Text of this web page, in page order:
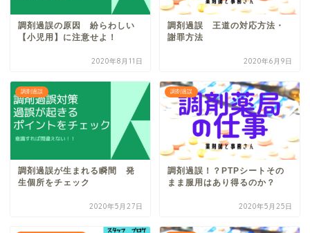
調剤過誤の原因 紛らわしい
【小児用】に注意せよ！
2020年8月11日
調剤過誤 王道の対応方法・
謝罪方法
2020年6月9日
調剤過誤
調剤過誤が生まれる瞬間 発
生個所をチェック
2020年5月27日
調剤過誤
調剤過誤！？PTPシートその
まま服用はあり得るのか？
2020年5月25日